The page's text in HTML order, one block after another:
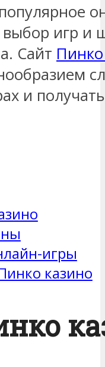
игр и
Сайт Пинко
и
игры
казино